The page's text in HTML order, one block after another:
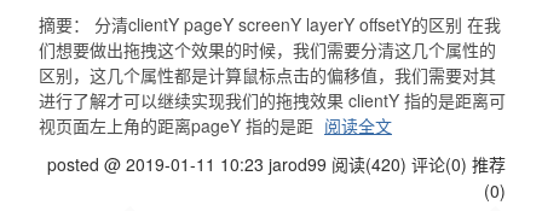
摘要： 分清clientY pageY screenY layerY offsetY的区别 在我
们想要做出拖拽这个效果的时候，我们需要分清这几个属性的
区别，这几个属性都是计算鼠标点击的偏移值，我们需要对其
进行了解才可以继续实现我们的拖拽效果 clientY 指的是距离可
视页面左上角的距离pageY 指的是距 阅读全文
posted @ 2019-01-11 10:23 jarod99 阅读(420) 评论(0) 推荐
(0)